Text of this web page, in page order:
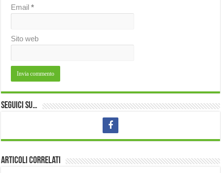
Email*
Sito web
Seguici su…
Articoli correlati